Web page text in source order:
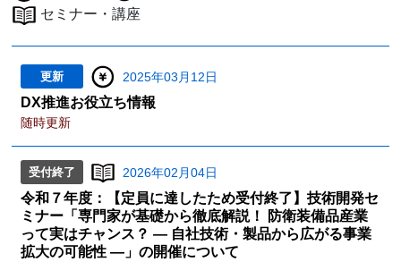
セミナー・講座
更新 2025年03月12日
DX推進お役立ち情報
随時更新
受付終了 2026年02月04日
令和７年度：【定員に達したため受付終了】技術開発セ
ミナー「専門家が基礎から徹底解説！ 防衛装備品産業
って実はチャンス？ ― 自社技術・製品から広がる事業
拡大の可能性 ―」の開催について